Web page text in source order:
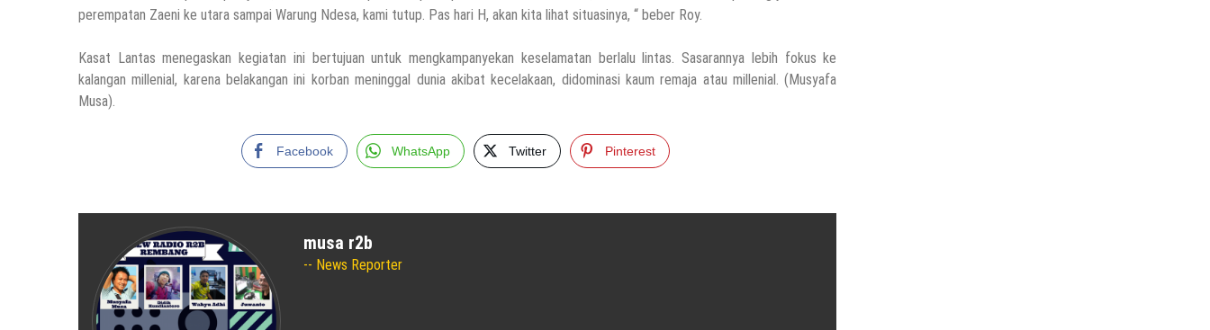
perempatan Zaeni ke utara sampai Warung Ndesa, kami tutup. Pas hari H, akan kita lihat situasinya, “ beber Roy.
Kasat Lantas menegaskan kegiatan ini bertujuan untuk mengkampanyekan keselamatan berlalu lintas. Sasarannya lebih fokus ke
kalangan millenial, karena belakangan ini korban meninggal dunia akibat kecelakaan, didominasi kaum remaja atau millenial. (Musyafa
Musa).
Facebook WhatsApp Twitter Pinterest
musa r2b
News Reporter